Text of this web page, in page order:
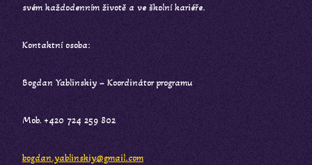
svém každodenním životě a ve školní kariéře.
Kontaktní osoba:
Bogdan Yablinskiy – Koordinátor programu
Mob. +420 724 259 802
bogdan.yablinskiy@gmail.com